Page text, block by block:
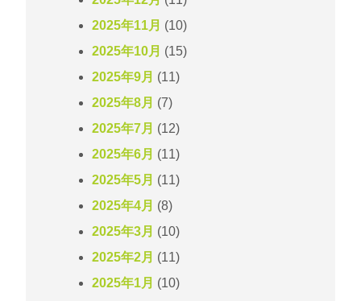
2025年11月 (10)
2025年10月 (15)
2025年9月 (11)
2025年8月 (7)
2025年7月 (12)
2025年6月 (11)
2025年5月 (11)
2025年4月 (8)
2025年3月 (10)
2025年2月 (11)
2025年1月 (10)